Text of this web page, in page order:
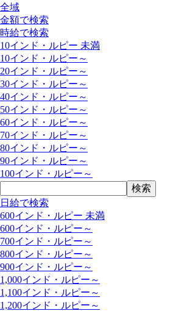
全域
金額で検索
時給で検索
10インド・ルピー 未満
10インド・ルピー～
20インド・ルピー～
30インド・ルピー～
40インド・ルピー～
50インド・ルピー～
60インド・ルピー～
70インド・ルピー～
80インド・ルピー～
90インド・ルピー～
100インド・ルピー～
日給で検索
600インド・ルピー 未満
600インド・ルピー～
700インド・ルピー～
800インド・ルピー～
900インド・ルピー～
1,000インド・ルピー～
1,100インド・ルピー～
1,200インド・ルピー～